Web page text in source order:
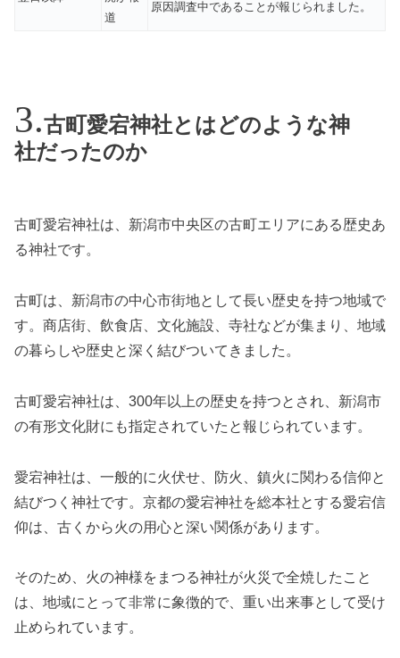
道
原因調査中であることが報じられました。
古町愛宕神社とはどのような神
社だったのか
古町愛宕神社は、新潟市中央区の古町エリアにある歴史あ
る神社です。
古町は、新潟市の中心市街地として長い歴史を持つ地域で
す。商店街、飲食店、文化施設、寺社などが集まり、地域
の暮らしや歴史と深く結びついてきました。
古町愛宕神社は、300年以上の歴史を持つとされ、新潟市
の有形文化財にも指定されていたと報じられています。
愛宕神社は、一般的に火伏せ、防火、鎮火に関わる信仰と
結びつく神社です。京都の愛宕神社を総本社とする愛宕信
仰は、古くから火の用心と深い関係があります。
そのため、火の神様をまつる神社が火災で全焼したこと
は、地域にとって非常に象徴的で、重い出来事として受け
止められています。